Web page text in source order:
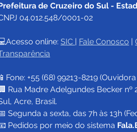
de Cruzeiro do Sul -
04.012.548/0001-02
online: SIC | Fale Conosco |
📱Fone: +55 (68) 99213-8219
🏢 Rua Madre Adelgundes Becker nº
Acre, Brasil.
Segunda a sexta, das 7h às 13h
Pedidos por meio do sistema